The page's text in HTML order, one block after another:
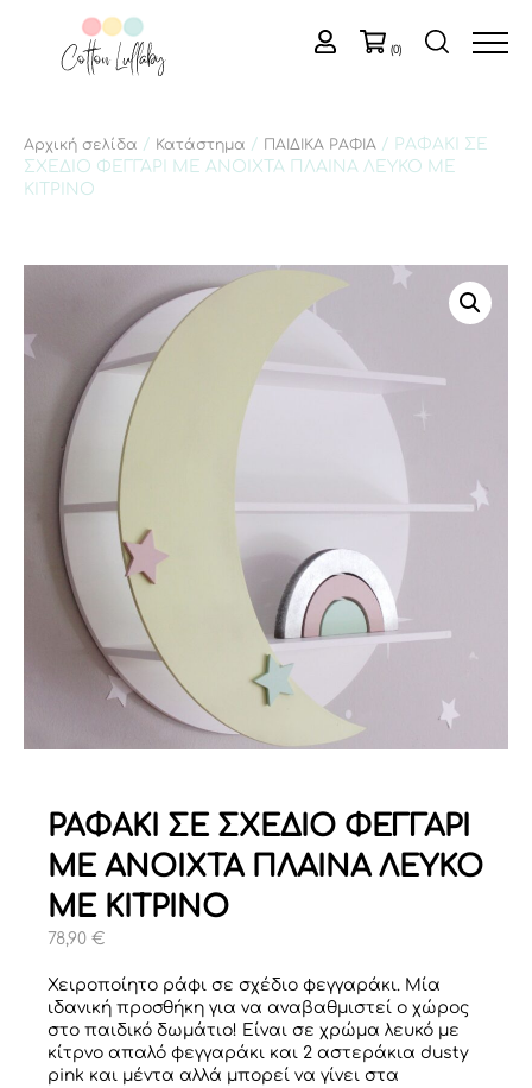
(0)
Αρχική σελίδα / Κατάστημα / ΠΑΙΔΙΚΑ ΡΑΦΙΑ / ΡΑΦΑΚΙ ΣΕ
ΣΧΕΔΙΟ ΦΕΓΓΑΡΙ ΜΕ ΑΝΟΙΧΤΑ ΠΛΑΙΝΑ ΛΕΥΚΟ ΜΕ
ΚΙΤΡΙΝΟ
ΡΑΦΑΚΙ ΣΕ ΣΧΕΔΙΟ ΦΕΓΓΑΡΙ
ΜΕ ΑΝΟΙΧΤΑ ΠΛΑΙΝΑ ΛΕΥΚΟ
ΜΕ ΚΙΤΡΙΝΟ
78,90 €
Χειροποίητο ράφι σε σχέδιο φεγγαράκι. Μία
ιδανική προσθήκη για να αναβαθμιστεί ο χώρος
στο παιδικό δωμάτιο! Είναι σε χρώμα λευκό με
κίτρνο απαλό φεγγαράκι και 2 αστεράκια dusty
pink και μέντα αλλά μπορεί να γίνει στα